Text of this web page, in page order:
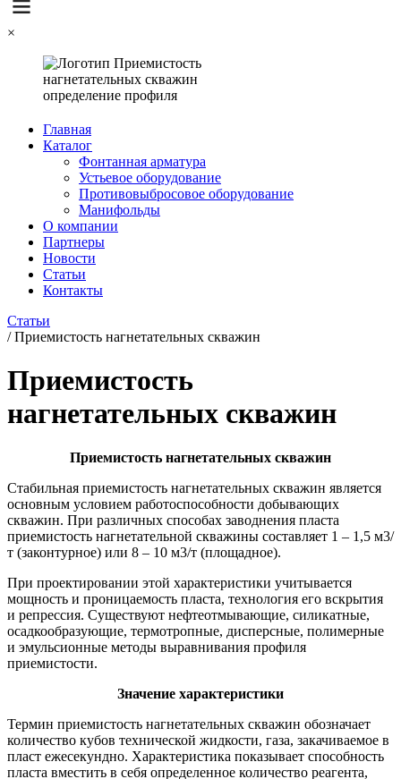
×
Главная
Каталог
Фонтанная арматура
Устьевое оборудование
Противовыбросовое оборудование
Манифольды
О компании
Партнеры
Новости
Статьи
Контакты
Статьи
/Приемистость нагнетательных скважин
Приемистость
нагнетательных скважин
Приемистость нагнетательных скважин
Стабильная приемистость нагнетательных скважин является
основным условием работоспособности добывающих
скважин. При различных способах заводнения пласта
приемистость нагнетательной скважины составляет 1 – 1,5 м3/
т (законтурное) или 8 – 10 м3/т (площадное).
При проектировании этой характеристики учитывается
мощность и проницаемость пласта, технология его вскрытия
и репрессия. Существуют нефтеотмывающие, силикатные,
осадкообразующие, термотропные, дисперсные, полимерные
и эмульсионные методы выравнивания профиля
приемистости.
Значение характеристики
Термин приемистость нагнетательных скважин обозначает
количество кубов технической жидкости, газа, закачиваемое в
пласт ежесекундно. Характеристика показывает способность
пласта вместить в себя определенное количество реагента,